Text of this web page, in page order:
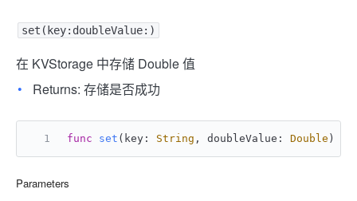
set(key:doubleValue:)
在 KVStorage 中存储 Double 值
Returns: 存储是否成功
func set ( key : String , doubleValue : Double ) -
Parameters